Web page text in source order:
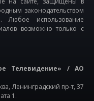
законодательством
Любое использование
возможно только с
Телевидение» / АО
Ленинградский пр-т, 37
1.